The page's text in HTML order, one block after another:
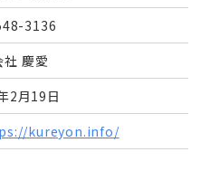
3136
社 慶愛
2月19日
kureyon.info/